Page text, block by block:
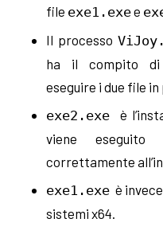
file exe1.exee
Il processo
ha il compito di
eseguire i due file
exe2.exeè
viene
correttamente
exe1.exeè invece
sistemi x64.